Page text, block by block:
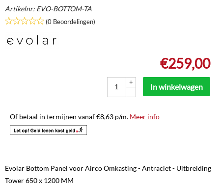
Artikelnr: EVO-BOTTOM-TA
(0 Beoordelingen)
€259,00
+
-
In winkelwagen
Of betaal in termijnen vanaf€8,63 p/m. Meer info
Evolar Bottom Panel voor Airco Omkasting - Antraciet - Uitbreiding
Tower 650 x 1200 MM